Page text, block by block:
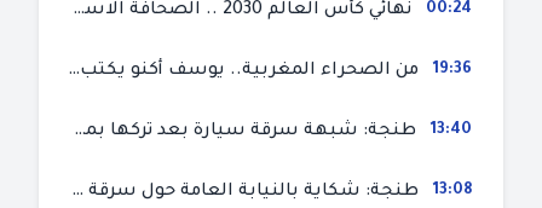
00:24 نهائي كأس العالم 2030 .. الصحافة الاسبانية قلقة من حسم الملف لصالح المغرب و”تتهم رئيس الفيفا”
19:36 من الصحراء المغربية.. يوسف أكنو يكتب عن أزمة سبتة المحتلة ويؤكد ان الهجرة السرية ليست حلا وبناء الوطن هو الخيار الأفضل
13:40 طنجة: شبهة سرقة سيارة بعد تركها بمحل ميكانيك للإصلاح
13:08 طنجة: شكاية بالنيابة العامة حول سرقة سيارة تركها صاحبها بمحل ميكانيك للإصلاح